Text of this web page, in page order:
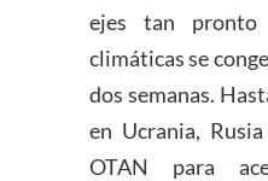
ejes tan pronto
climáticas se
dos semanas.
en Ucrania,
OTAN para